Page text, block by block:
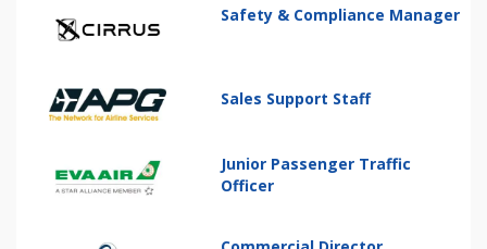
Safety & Compliance Manager
Sales Support Staff
Junior Passenger Traffic
Officer